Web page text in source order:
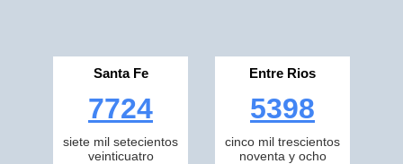
Santa Fe
7724
siete mil setecientos
veinticuatro
Entre Rios
5398
cinco mil trescientos
noventa y ocho